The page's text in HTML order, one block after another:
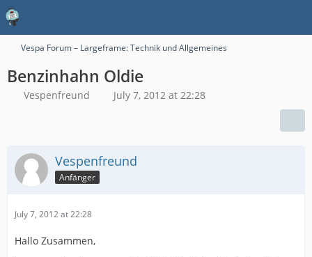
Vespa Forum – Largeframe: Technik und Allgemeines
Benzinhahn Oldie
Vespenfreund July 7, 2012 at 22:28
Vespenfreund
Anfänger
July 7, 2012 at 22:28
Hallo Zusammen,